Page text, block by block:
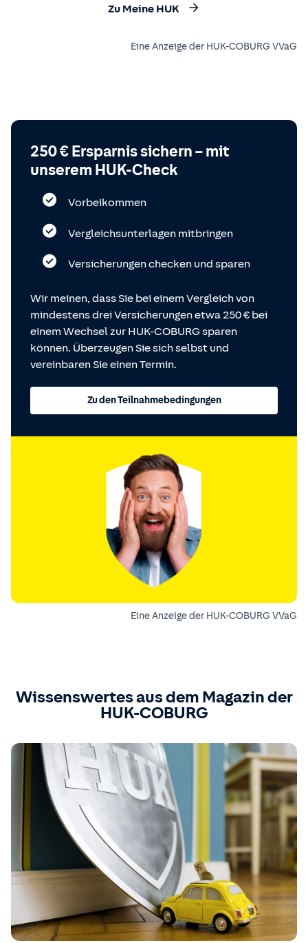
Zu Meine HUK
Eine Anzeige der HUK-COBURG VVaG
250 € Ersparnis sichern – mit
unserem HUK-Check
Vorbeikommen
Vergleichsunterlagen mitbringen
Versicherungen checken und sparen
Wir meinen, dass Sie bei einem Vergleich von
mindestens drei Versicherungen etwa 250 € bei
einem Wechsel zur HUK-COBURG sparen
können. Überzeugen Sie sich selbst und
vereinbaren Sie einen Termin.
Zu den Teilnahmebedingungen
Eine Anzeige der HUK-COBURG VVaG
Wissenswertes aus dem Magazin der
HUK-COBURG